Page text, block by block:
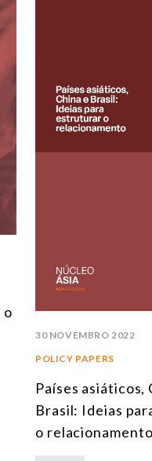
o
30 NOVEMBRO 2022
POLICY PAPERS
Países asiáticos,
Brasil: Ideias
o relacionamento